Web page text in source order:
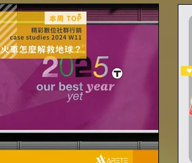
項，使您能夠添加專門在 Threads...